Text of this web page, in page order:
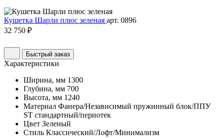
Кушетка Шарли плюс зеленая арт. 0896
32 750 ₽
Быстрый заказ
Характеристики
Ширина, мм 1300
Глубина, мм 700
Высота, мм 1240
Материал Фанера/Независимый пружинный блок/ППУ
ST стандартный/периотек
Цвет Зеленый
Стиль Классический/Лофт/Минимализм